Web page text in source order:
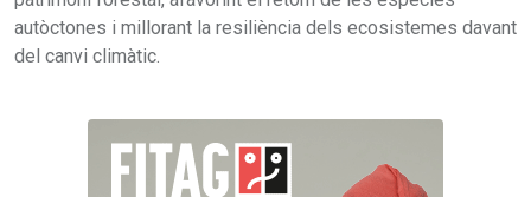
autòctones i millorant la resiliència dels ecosistemes davant
del canvi climàtic.